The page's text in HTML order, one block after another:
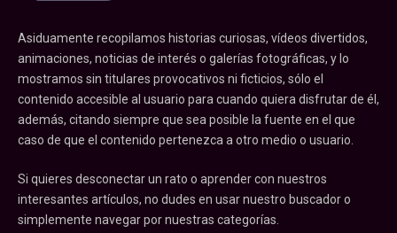
Asiduamente recopilamos historias curiosas, vídeos divertidos,
animaciones, noticias de interés o galerías fotográficas, y lo
mostramos sin titulares provocativos ni ficticios, sólo el
contenido accesible al usuario para cuando quiera disfrutar de él,
además, citando siempre que sea posible la fuente en el que
caso de que el contenido pertenezca a otro medio o usuario.
Si quieres desconectar un rato o aprender con nuestros
interesantes artículos, no dudes en usar nuestro buscador o
simplemente navegar por nuestras categorías.